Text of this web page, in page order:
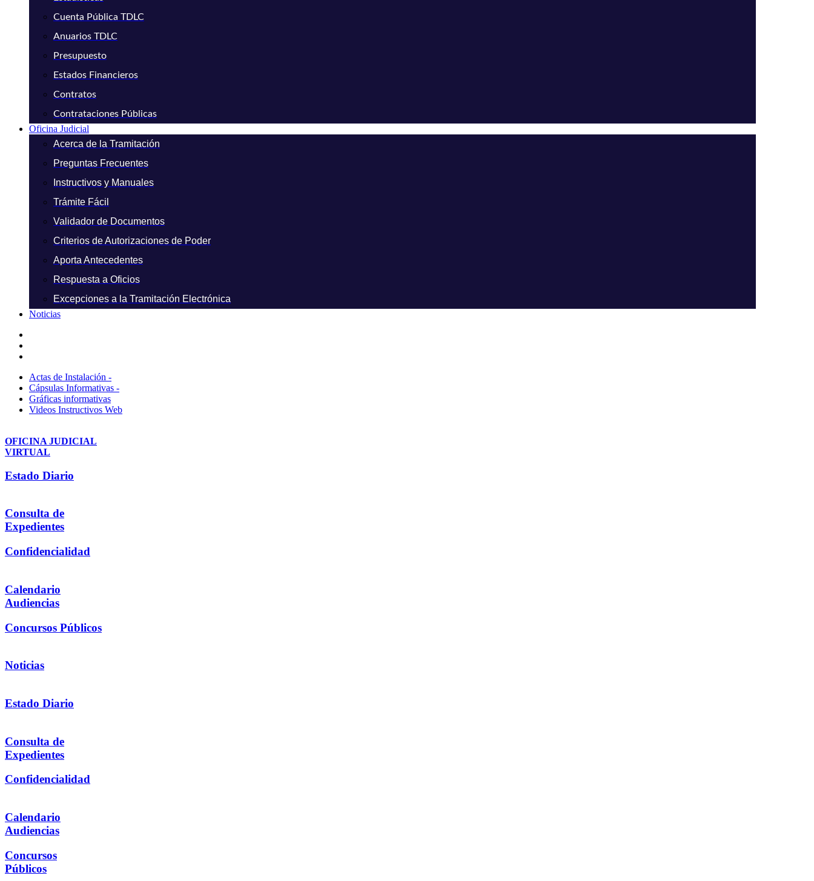
Cuenta Pública TDLC
Anuarios TDLC
Presupuesto
Estados Financieros
Contratos
Contrataciones Públicas
Oficina Judicial
Acerca de la Tramitación
Preguntas Frecuentes
Instructivos y Manuales
Trámite Fácil
Validador de Documentos
Criterios de Autorizaciones de Poder
Aporta Antecedentes
Respuesta a Oficios
Excepciones a la Tramitación Electrónica
Noticias
Actas de Instalación -
Cápsulas Informativas -
Gráficas informativas
Videos Instructivos Web
OFICINA JUDICIAL
VIRTUAL
Estado Diario
Consulta de
Expedientes
Confidencialidad
Calendario
Audiencias
Concursos Públicos
Noticias
Estado Diario
Consulta de
Expedientes
Confidencialidad
Calendario
Audiencias
Concursos
Públicos